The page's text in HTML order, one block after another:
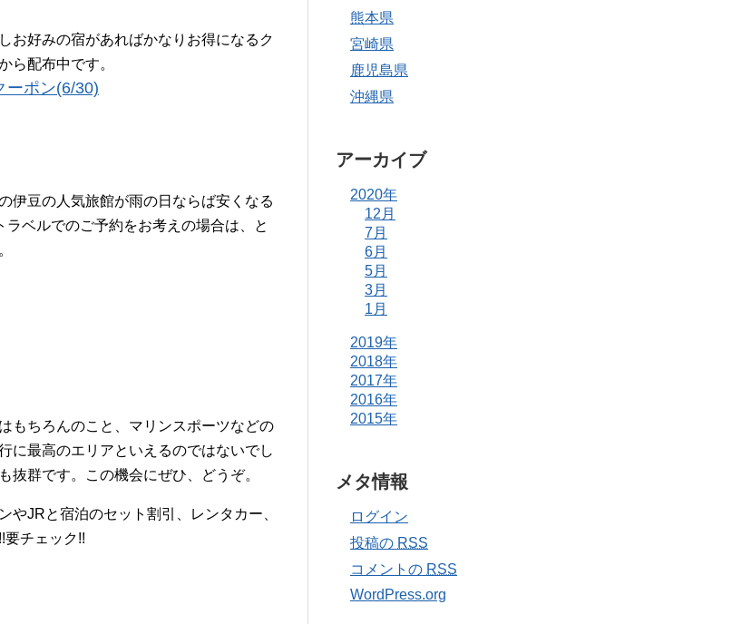
お好みの宿があればかなりお得になるク
ら配布中です。
ーポン(6/30)
伊豆の人気旅館が雨の日ならば安くなる
ベルでのご予約をお考えの場合は、と
ちろんのこと、マリンスポーツなどの
に最高のエリアといえるのではないでし
群です。この機会にぜひ、どうぞ。
やJRと宿泊のセット割引、レンタカー、
要チェック!!
熊本県
宮崎県
鹿児島県
沖縄県
アーカイブ
2020年
12月
7月
6月
5月
3月
1月
2019年
2018年
2017年
2016年
2015年
メタ情報
ログイン
投稿の RSS
コメントの RSS
WordPress.org